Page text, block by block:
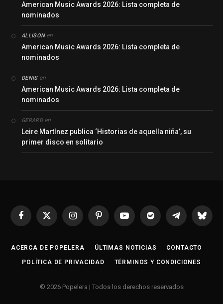
American Music Awards 2026: Lista completa de
nominados
ALLISONen
American Music Awards 2026: Lista completa de
nominados
DENISen
American Music Awards 2026: Lista completa de
nominados
GERARDen
Leire Martínez publica ‘Historias de aquella niña’, su
primer disco en solitario
Facebook
X
InstagramPinterestYouTubeSpotify Telegrama
ACERCA DE POPELERA ÚLTIMAS NOTICIAS CONTACTO
POLÍTICA DE PRIVACIDAD TÉRMINOS Y CONDICIONES
© 2026 Popelera | Todos los derechos reservados